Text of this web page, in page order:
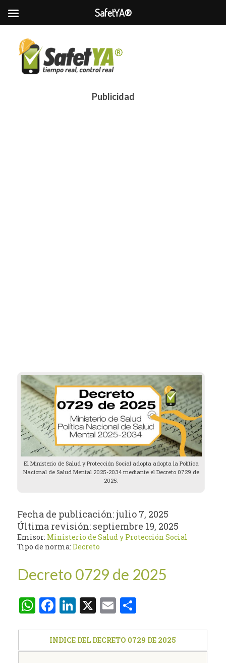
Publicidad
El Ministerio de Salud y Protección Social adopta adopta la Política
Nacional de Salud Mental 2025-2034 mediante el Decreto 0729 de
2025.
Fecha de publicación:julio 7, 2025
Última revisión: septiembre 19, 2025
Emisor: Ministerio de Salud y Protección Social
Tipo de norma:Decreto
Decreto 0729 de 2025
WhatsApp
Facebook
LinkedIn
X Email
INDICE DEL DECRETO 0729 DE 2025
SafetYA®